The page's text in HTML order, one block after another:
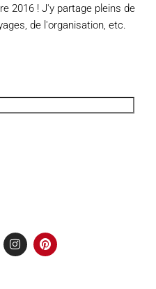
2016 ! J'y partage pleins de
de l'organisation, etc.